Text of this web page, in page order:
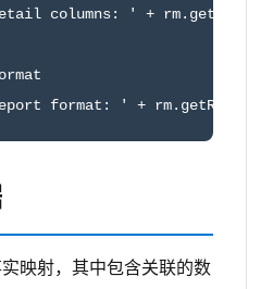
columns: ' +
format: ' +
映射，其中包含关联的数